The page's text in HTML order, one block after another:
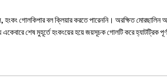
গোলকিপার বল ক্লিয়ার করতে পারেননি। অরক্ষিত
শেষ মুহূর্তে হংকংয়ের হয়ে জয়সূচক গোলটি করে হ্যাটট্রিক